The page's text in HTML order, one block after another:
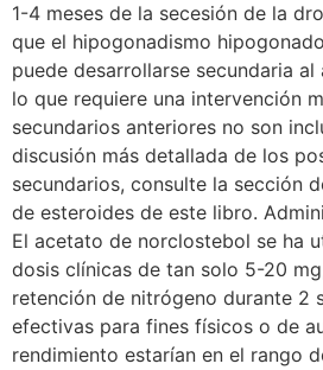
1-4 meses de la secesión de la
que el hipogonadismo
puede desarrollarse secundaria
lo que requiere una intervención
secundarios anteriores no son
discusión más detallada de los
secundarios, consulte la sección
de esteroides de este libro.
El acetato de norclostebol se ha
dosis clínicas de tan solo 5-20
retención de nitrógeno durante 2
efectivas para fines físicos o de
rendimiento estarían en el rango